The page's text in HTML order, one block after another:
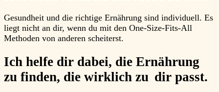
Gesundheit und die richtige Ernährung sind individuell. Es
liegt nicht an dir, wenn du mit den One-Size-Fits-All
Methoden von anderen scheiterst.
Ich helfe dir dabei, die Ernährung
zu finden, die wirklich zu dir passt.